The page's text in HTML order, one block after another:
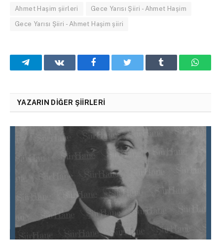
Ahmet Haşim şiirleri Gece Yarısı Şiiri - Ahmet Haşim
Gece Yarısı Şiiri - Ahmet Haşim şiiri
TelegramVKontakteFacebookTwitter
YAZARIN DIĞER ŞIIRLERI